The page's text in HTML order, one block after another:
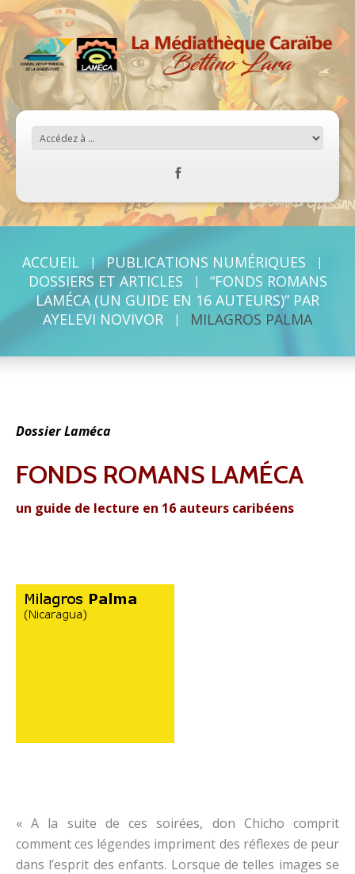
ACCUEIL
PUBLICATIONS NUMÉRIQUES
DOSSIERS ET ARTICLES
“FONDS ROMANS
LAMÉCA (UN GUIDE EN 16 AUTEURS)” PAR
AYELEVI NOVIVOR
MILAGROS PALMA
Dossier Laméca
FONDS ROMANS LAMÉCA
un guide de lecture en 16 auteurs caribéens
« A la suite de ces soirées, don Chicho comprit
comment ces légendes impriment des réflexes de peur
dans l’esprit des enfants. Lorsque de telles images se